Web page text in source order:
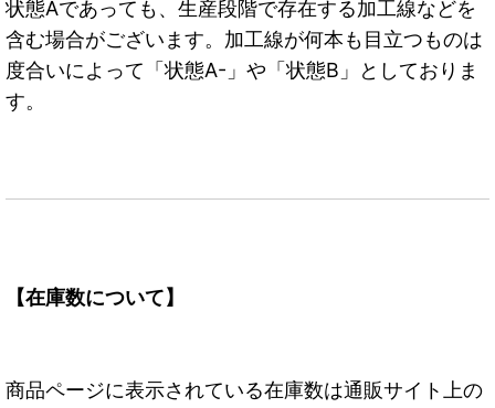
状態Aであっても、生産段階で存在する加工線などを
含む場合がございます。加工線が何本も目立つものは
度合いによって「状態A-」や「状態B」としておりま
す。
【在庫数について】
商品ページに表示されている在庫数は通販サイト上の